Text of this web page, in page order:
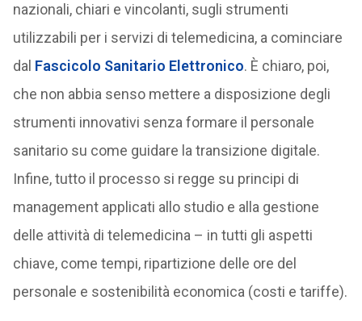
nazionali, chiari e vincolanti, sugli strumenti
utilizzabili per i servizi di telemedicina, a cominciare
dal Fascicolo Sanitario Elettronico. È chiaro, poi,
che non abbia senso mettere a disposizione degli
strumenti innovativi senza formare il personale
sanitario su come guidare la transizione digitale.
Infine, tutto il processo si regge su principi di
management applicati allo studio e alla gestione
delle attività di telemedicina – in tutti gli aspetti
chiave, come tempi, ripartizione delle ore del
personale e sostenibilità economica (costi e tariffe).